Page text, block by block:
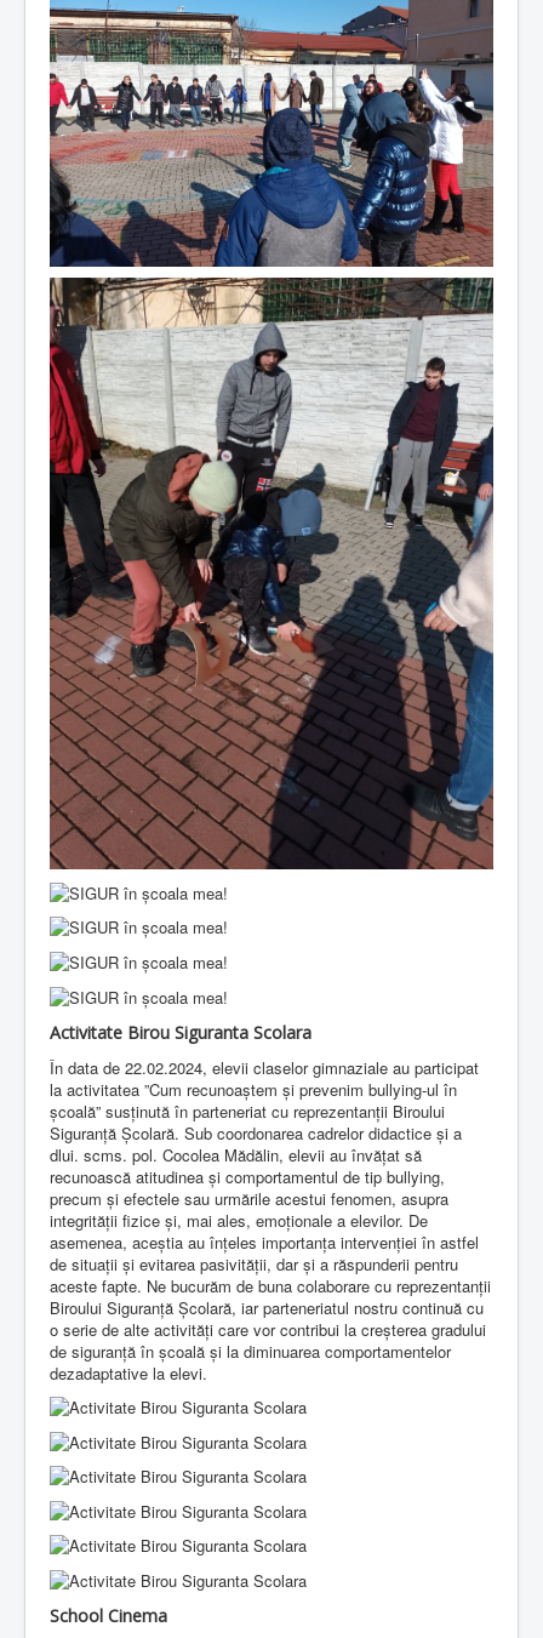
Activitate Birou Siguranta Scolara
În data de 22.02.2024, elevii claselor gimnaziale au participat
la activitatea ”Cum recunoaștem și prevenim bullying-ul în
școală” susținută în parteneriat cu reprezentanții Biroului
Siguranță Școlară. Sub coordonarea cadrelor didactice și a
dlui. scms. pol. Cocolea Mădălin, elevii au învățat să
recunoască atitudinea și comportamentul de tip bullying,
precum și efectele sau urmările acestui fenomen, asupra
integrității fizice și, mai ales, emoționale a elevilor. De
asemenea, aceștia au înțeles importanța intervenției în astfel
de situații și evitarea pasivității, dar și a răspunderii pentru
aceste fapte. Ne bucurăm de buna colaborare cu reprezentanții
Biroului Siguranță Școlară, iar parteneriatul nostru continuă cu
o serie de alte activități care vor contribui la creșterea gradului
de siguranță în școală și la diminuarea comportamentelor
dezadaptative la elevi.
School Cinema